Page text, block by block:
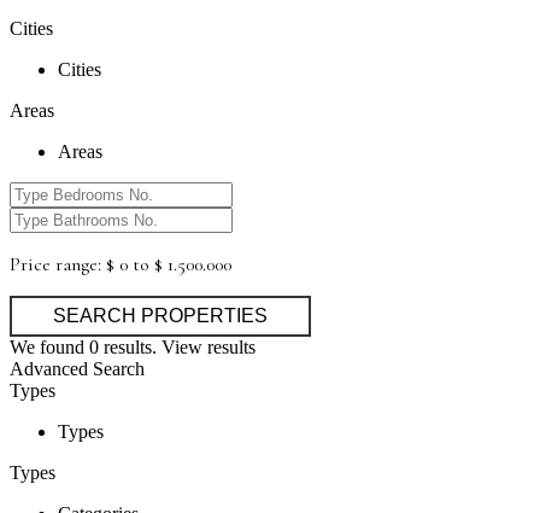
Cities
Cities
Areas
Areas
Price range: $ 0 to $ 1.500.000
We found 0 results. View results
Advanced Search
Types
Types
Types